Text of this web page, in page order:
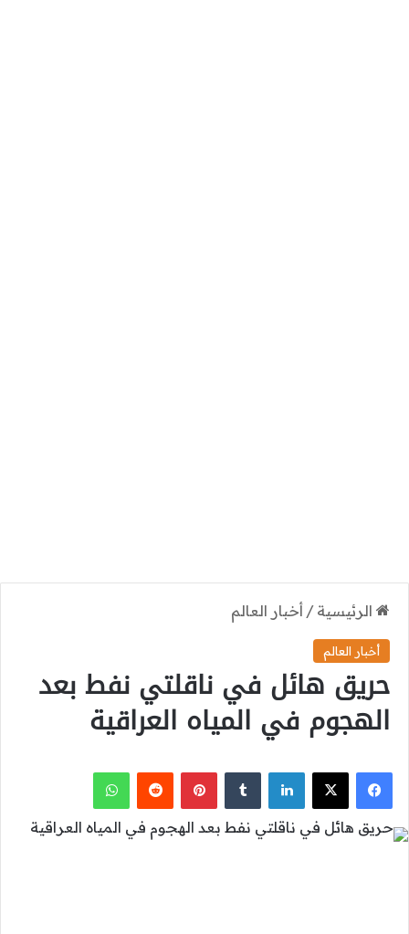
الرئيسية / أخبار العالم
أخبار العالم
حريق هائل في ناقلتي نفط بعد
الهجوم في المياه العراقية
فيسبوك
‫X لينكدإن بينتيريست واتساب